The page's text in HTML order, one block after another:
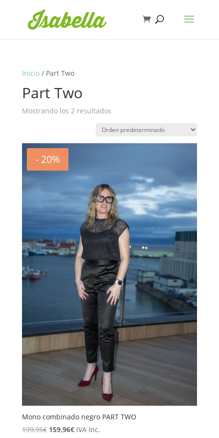
Inicio/ Part Two
Part Two
Mostrando los 2 resultados
- 20%
Mono combinado negro PART TWO
199,95€ El
159,96€ElIVA Inc.